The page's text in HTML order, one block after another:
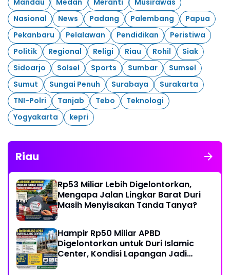
Mandau Medan Meranti
Musirawas
Nasional
News Padang Palembang
Papua
Pekanbaru
Pelalawan Pendidikan
Peristiwa
Politik
Regional Religi Riau Rohil
Siak
Sidoarjo
Solsel Sports Sumbar
Sumsel
Sumut
Sungai Penuh Surabaya
Surakarta
TNI-Polri
Tanjab Tebo
Teknologi
Yogyakarta
kepri
Riau
Rp53 Miliar Lebih Digelontorkan,
Mengapa Jalan Lingkar Barat Duri
Masih Menyisakan Tanda Tanya?
Hampir Rp50 Miliar APBD
Digelontorkan untuk Duri Islamic
Center, Kondisi Lapangan Jadi